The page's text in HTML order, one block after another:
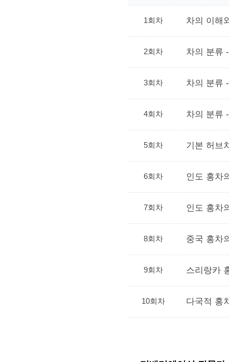
1회차 차의 이해
2회차 차의 분류
3회차 차의 분류
4회차 차의 분류
5회차 기본 허브
6회차 인도 홍차
7회차 인도 홍차
8회차 중국 홍차
9회차 스리랑카
10회차 다국적 홍